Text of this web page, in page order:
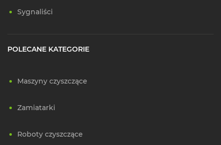
Sygnaliści
POLECANE KATEGORIE
Maszyny czyszczące
Zamiatarki
Roboty czyszczące